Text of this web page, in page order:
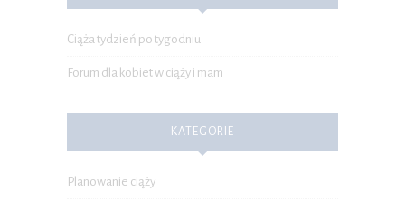
Ciąża tydzień po tygodniu
Forum dla kobiet w ciąży i mam
KATEGORIE
Planowanie ciąży